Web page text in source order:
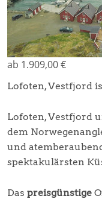
ab 1.909,00 €
Lofoten, Vestfjord
Lofoten, Vestfjord
dem
und
spektakulärsten
Das preisgünstige